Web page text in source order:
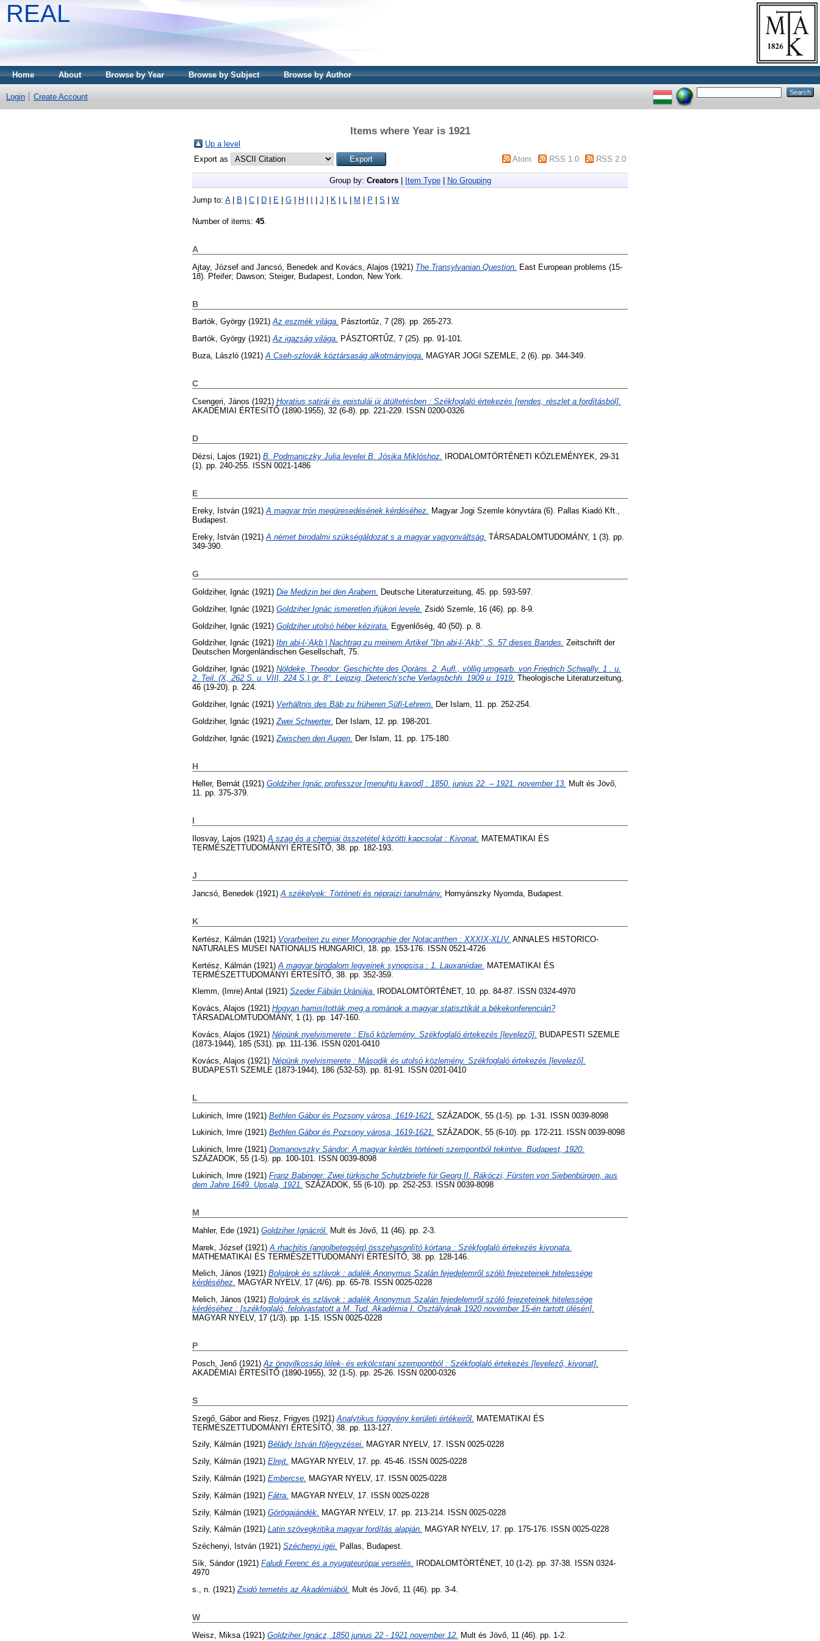
REAL
Home About Browse by Year Browse by Subject Browse by Author
Login Create Account
Items where Year is 1921
Up a level
Export as
Atom RSS 1.0 RSS 2.0
Group by: Creators| Item Type| No Grouping
Jump to: A| B C D E G H J K M P S W
Number of items: 45
A
Ajtay, József and Jancsó, Benedek and Kovács, Alajos (1921) The Transylvanian Question. East European problems (15-
18). Pfeifer; Dawson; Steiger, Budapest, London, New York.
B
Bartók, György (1921)Az eszmék világa. Pásztortűz, 7 (28). pp. 265-273.
Bartók, György (1921)Az igazság világa. PÁSZTORTŰZ, 7 (25). pp. 91-101.
Buza, László (1921) A Cseh-szlovák köztársaság alkotmányjoga. MAGYAR JOGI SZEMLE, 2 (6). pp. 344-349.
C
Csengeri, János (1921) Horatius satirái és epistulái új átültetésben : Székfoglaló értekezés [rendes, részlet a fordításból].
AKADÉMIAI ÉRTESÍTŐ (1890-1955), 32 (6-8). pp. 221-229. ISSN 0200-0326
D
Dézsi, Lajos (1921) B. Podmaniczky Julia levelei B. Jósika Miklóshoz. IRODALOMTÖRTÉNETI KÖZLEMÉNYEK, 29-31
(1). pp. 240-255. ISSN 0021-1486
E
Ereky, István (1921)A magyar trón megüresedésének kérdéséhez. Magyar Jogi Szemle könyvtára (6). Pallas Kiadó Kft.,
Budapest.
Ereky, István (1921)A német birodalmi szükségáldozat s a magyar vagyonváltság. TÁRSADALOMTUDOMÁNY, 1 (3). pp.
349-390.
G
Goldziher, Ignác (1921) Die Medizin bei den Arabern.
Deutsche Literaturzeitung, 45. pp. 593-597.
Goldziher, Ignác (1921) Goldziher Ignác ismeretlen ifjúkori levele. Zsidó Szemle, 16 (46). pp. 8-9.
Goldziher, Ignác (1921) Goldziher utolsó héber kézirata. Egyenlőség, 40 (50). p. 8.
Goldziher, Ignác (1921) Ibn abi-l-ʽAḳb | Nachtrag zu meinem Artikel "Ibn abi-l-ʽAḳb", S. 57 dieses Bandes. Zeitschrift der
Deutschen Morgenländischen Gesellschaft, 75.
Goldziher, Ignác (1921) Nöldeke, Theodor: Geschichte des Qorāns. 2. Aufl., völlig umgearb. von Friedrich Schwally. 1 . u.
2. Teil. (X, 262 S. u. VIII, 224 S.) gr. 8°. Leipzig, Dieterich’sche Verlagsbchh. 1909 u. 1919. Theologische Literaturzeitung,
46 (19-20). p. 224.
Goldziher, Ignác (1921) Verhältnis des Bāb zu früheren Ṣūfī-Lehrern.
Der Islam, 11. pp. 252-254.
Goldziher, Ignác (1921) Zwei Schwerter. Der Islam, 12. pp. 198-201.
Goldziher, Ignác (1921) Zwischen den Augen. Der Islam, 11. pp. 175-180.
H
Heller, Bernát (1921) Goldziher Ignác professzor [menuḥtu kavod] : 1850. junius 22. – 1921. november 13. Mult és Jövő,
11. pp. 375-379.
I
Ilosvay, Lajos (1921)A szag és a chemiai összetétel közötti kapcsolat : Kivonat. MATEMATIKAI ÉS
TERMÉSZETTUDOMÁNYI ÉRTESÍTŐ, 38. pp. 182-193.
J
Jancsó, Benedek (1921) A székelyek: Történeti és néprajzi tanulmány. Hornyánszky Nyomda, Budapest.
K
Kertész, Kálmán (1921) Vorarbeiten zu einer Monographie der Notacanthen : XXXIX-XLIV. ANNALES HISTORICO-
NATURALES MUSEI NATIONALIS HUNGARICI, 18. pp. 153-176. ISSN 0521-4726
Kertész, Kálmán (1921) A magyar birodalom legyeinek synopsisa : 1. Lauxaniidae. MATEMATIKAI ÉS
TERMÉSZETTUDOMÁNYI ÉRTESÍTŐ, 38. pp. 352-359.
Klemm, (Imre) Antal (1921) Szeder Fábián Urániája.
IRODALOMTÖRTÉNET, 10. pp. 84-87. ISSN 0324-4970
Kovács, Alajos (1921) Hogyan hamisították meg a románok a magyar statisztikát a békekonferencián?
TÁRSADALOMTUDOMÁNY, 1 (1). pp. 147-160.
Kovács, Alajos (1921) Népünk nyelvismerete : Első közlemény. Székfoglaló értekezés [levelező].
BUDAPESTI SZEMLE
(1873-1944), 185 (531). pp. 111-136. ISSN 0201-0410
Kovács, Alajos (1921) Népünk nyelvismerete : Második és utolsó közlemény. Székfoglaló értekezés [levelező].
BUDAPESTI SZEMLE (1873-1944), 186 (532-53). pp. 81-91. ISSN 0201-0410
L
Lukinich, Imre (1921) Bethlen Gábor és Pozsony városa, 1619-1621. SZÁZADOK, 55 (1-5). pp. 1-31. ISSN 0039-8098
Lukinich, Imre (1921) Bethlen Gábor és Pozsony városa, 1619-1621. SZÁZADOK, 55 (6-10). pp. 172-211. ISSN 0039-8098
Lukinich, Imre (1921) Domanovszky Sándor: A magyar kérdés történeti szempontból tekintve. Budapest, 1920.
SZÁZADOK, 55 (1-5). pp. 100-101. ISSN 0039-8098
Lukinich, Imre (1921) Franz Babinger: Zwei türkische Schutzbriefe für Georg II. Rákóczi, Fürsten von Siebenbürgen, aus
dem Jahre 1649. Upsala, 1921. SZÁZADOK, 55 (6-10). pp. 252-253. ISSN 0039-8098
M
Mahler, Ede (1921) Goldziher Ignácról. Mult és Jövő, 11 (46). pp. 2-3.
Marek, József (1921) A rhachitis (angolbetegség) összehasonlító kórtana : Székfoglaló értekezés kivonata.
MATHEMATIKAI ÉS TERMÉSZETTUDOMÁNYI ÉRTESÍTŐ, 38. pp. 128-146.
Melich, János (1921) Bolgárok és szlávok : adalék Anonymus Szalán fejedelemről szóló fejezeteinek hitelessége
kérdéséhez. MAGYAR NYELV, 17 (4/6). pp. 65-78. ISSN 0025-0228
Melich, János (1921) Bolgárok és szlávok : adalék Anonymus Szalán fejedelemről szóló fejezeteinek hitelessége
kérdéséhez : [székfoglaló, felolvastatott a M. Tud. Akadémia I. Osztályának 1920 november 15-én tartott ülésén].
MAGYAR NYELV, 17 (1/3). pp. 1-15. ISSN 0025-0228
P
Posch, Jenő (1921) Az öngyilkosság lélek- és erkölcstani szempontból : Székfoglaló értekezés [levelező, kivonat].
AKADÉMIAI ÉRTESÍTŐ (1890-1955), 32 (1-5). pp. 25-26. ISSN 0200-0326
S
Szegő, Gáborand Riesz, Frigyes (1921) Analytikus függvény kerületi értékeiről. MATEMATIKAI ÉS
TERMÉSZETTUDOMÁNYI ÉRTESÍTŐ, 38. pp. 113-127.
Szily, Kálmán (1921) Bélády István följegyzései. MAGYAR NYELV, 17. ISSN 0025-0228
Szily, Kálmán (1921) Elrejt. MAGYAR NYELV, 17. pp. 45-46. ISSN 0025-0228
Szily, Kálmán (1921) Embercse. MAGYAR NYELV, 17. ISSN 0025-0228
Szily, Kálmán (1921) Fátra.
MAGYAR NYELV, 17. ISSN 0025-0228
Szily, Kálmán (1921) Görögajándék. MAGYAR NYELV, 17. pp. 213-214. ISSN 0025-0228
Szily, Kálmán (1921) Latin szövegkritika magyar fordítás alapján. MAGYAR NYELV, 17. pp. 175-176. ISSN 0025-0228
Széchenyi, István (1921) Széchenyi igéi. Pallas, Budapest.
Sík, Sándor(1921) Faludi Ferenc és a nyugateurópai verselés.
IRODALOMTÖRTÉNET, 10 (1-2). pp. 37-38. ISSN 0324-
4970
s., n. (1921) Zsidó temetés az Akadémiából. Mult és Jövő, 11 (46). pp. 3-4.
W
Weisz, Miksa (1921) Goldziher Ignácz, 1850 junius 22 - 1921 november 12. Mult és Jövő, 11 (46). pp. 1-2.